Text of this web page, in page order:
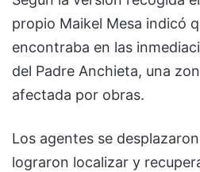
propio Maikel Mesa indicó
encontraba en las
del Padre Anchieta, una
afectada por obras.
Los agentes se
lograron localizar y